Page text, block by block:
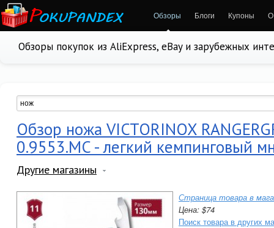
Обзоры Блоги Купоны О
Обзоры покупок из AliExpress, eBay и зарубежных
Обзор ножа VICTORINOX
0.9553.MC - легкий кемпинговый
Другие магазины
Страница товара в
Цена: $74
Поиск товара в других